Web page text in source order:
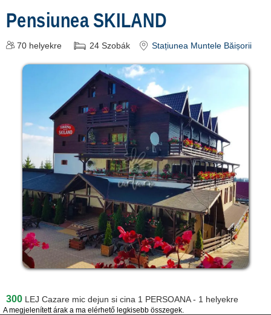
A megjelenített árak a ma elérhető legkisebb összegek.
Pensiunea SKILAND
70 helyekre 24 Szobák Stațiunea Muntele Băișorii
300 LEJ Cazare mic dejun si cina 1 PERSOANA - 1 helyekre